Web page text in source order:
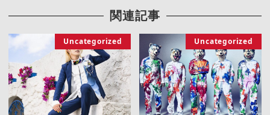
関連記事
Uncategorized Uncategorized